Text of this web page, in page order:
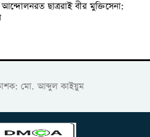
ছাত্ররাই বীর মুক্তিসেনা:
মো. আব্দুল কাইয়ুম